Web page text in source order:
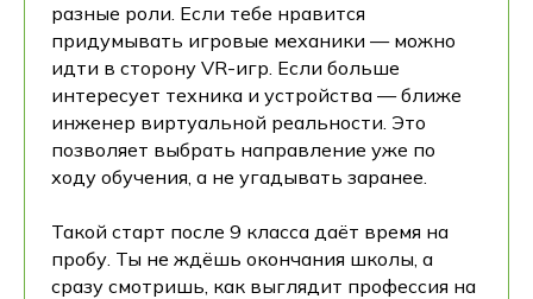
разные роли. Если тебе нравится
придумывать игровые механики — можно
идти в сторону VR-игр. Если больше
интересует техника и устройства — ближе
инженер виртуальной реальности. Это
позволяет выбрать направление уже по
ходу обучения, а не угадывать заранее.
Такой старт после 9 класса даёт время на
пробу. Ты не ждёшь окончания школы, а
сразу смотришь, как выглядит профессия на